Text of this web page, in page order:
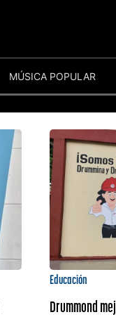
MÚSICA POPULAR
Educación
Drummond